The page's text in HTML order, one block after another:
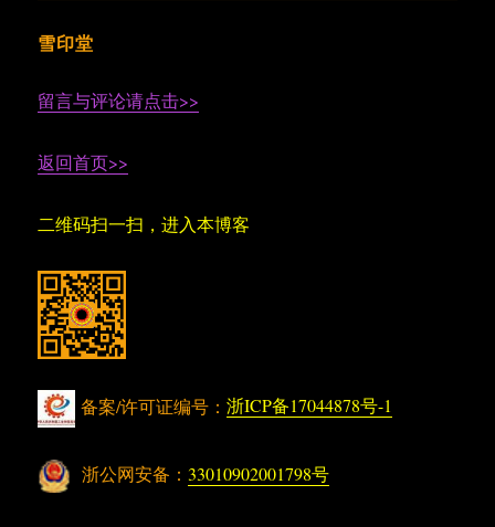
雪印堂
留言与评论请点击>>
返回首页>>
二维码扫一扫，进入本博客
备案/许可证编号：浙ICP备17044878号-1
浙公网安备：33010902001798号